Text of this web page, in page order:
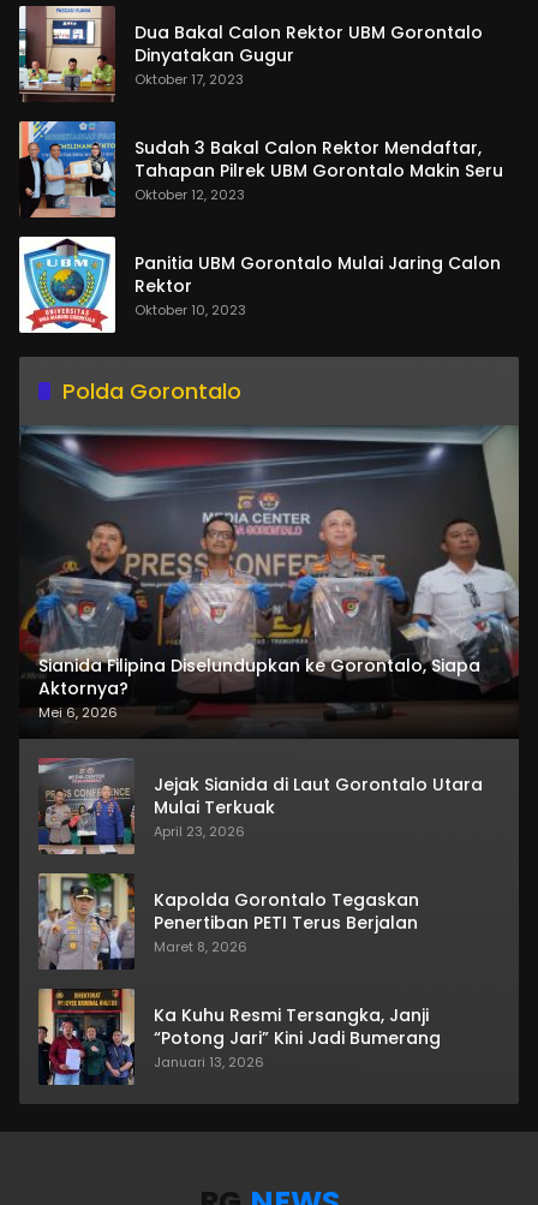
Dua Bakal Calon Rektor UBM Gorontalo
Dinyatakan Gugur
Oktober 17, 2023
Sudah 3 Bakal Calon Rektor Mendaftar,
Tahapan Pilrek UBM Gorontalo Makin Seru
Oktober 12, 2023
Panitia UBM Gorontalo Mulai Jaring Calon
Rektor
Oktober 10, 2023
Polda Gorontalo
Sianida Filipina Diselundupkan ke Gorontalo, Siapa
Aktornya?
Mei 6, 2026
Jejak Sianida di Laut Gorontalo Utara
Mulai Terkuak
April 23, 2026
Kapolda Gorontalo Tegaskan
Penertiban PETI Terus Berjalan
Maret 8, 2026
Ka Kuhu Resmi Tersangka, Janji
“Potong Jari” Kini Jadi Bumerang
Januari 13, 2026